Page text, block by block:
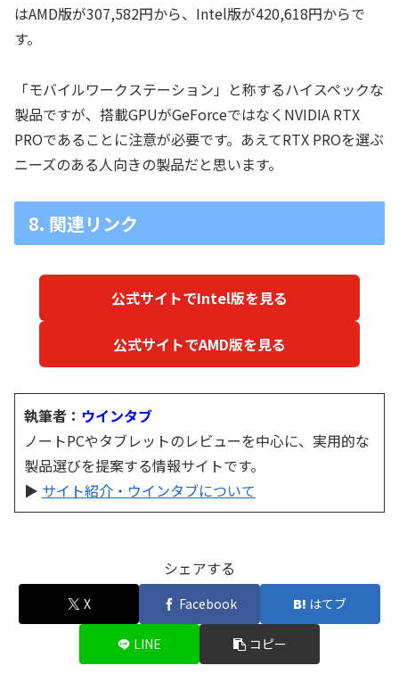
はAMD版が307,582円から、Intel版が420,618円からで
す。
「モバイルワークステーション」と称するハイスペックな
製品ですが、搭載GPUがGeForceではなくNVIDIA RTX
PROであることに注意が必要です。あえてRTX PROを選ぶ
ニーズのある人向きの製品だと思います。
8. 関連リンク
公式サイトでIntel版を見る
公式サイトでAMD版を見る
執筆者： ウインタブ
ノートPCやタブレットのレビューを中心に、実用的な
製品選びを提案する情報サイトです。
▶ サイト紹介・ウインタブについて
シェアする
X Facebook はてブ
LINE コピー